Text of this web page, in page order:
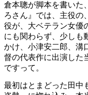
倉本聰が脚本を書いた
ろさん』では、主役の
役が、大ベテラン女優
にも関わらず、少しも
かけ、小津安二郎、溝
督の代表作に出演した
ですって。
最初はとまどった田中